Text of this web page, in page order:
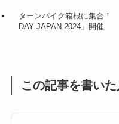
(1) (1)
ターンパイク箱根に集合！
DAY JAPAN 2024」開催
この記事を書いた